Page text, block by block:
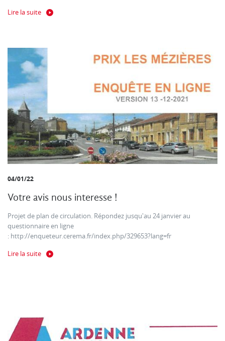
Lire la suite
04/01/22
Votre avis nous interesse !
Projet de plan de circulation. Répondez jusqu'au 24 janvier au
questionnaire en ligne
: http://enqueteur.cerema.fr/index.php/329653?lang=fr
Lire la suite